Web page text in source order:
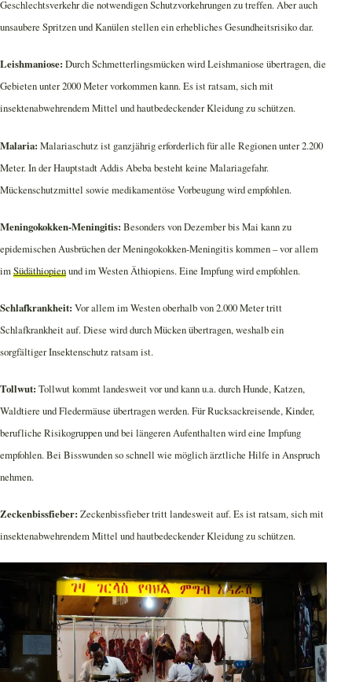
Geschlechtsverkehr die notwendigen Schutzvorkehrungen zu treffen. Aber auch
unsaubere Spritzen und Kanülen stellen ein erhebliches Gesundheitsrisiko dar.
Leishmaniose: Durch Schmetterlingsmücken wird Leishmaniose übertragen, die
Gebieten unter 2000 Meter vorkommen kann. Es ist ratsam, sich mit
insektenabwehrendem Mittel und hautbedeckender Kleidung zu schützen.
Malaria: Malariaschutz ist ganzjährig erforderlich für alle Regionen unter 2.200
Meter. In der Hauptstadt Addis Abeba besteht keine Malariagefahr.
Mückenschutzmittel sowie medikamentöse Vorbeugung wird empfohlen.
Meningokokken-Meningitis: Besonders von Dezember bis Mai kann zu
epidemischen Ausbrüchen der Meningokokken-Meningitis kommen – vor allem
imSüdäthiopienund im Westen Äthiopiens. Eine Impfung wird empfohlen.
Schlafkrankheit: Vor allem im Westen oberhalb von 2.000 Meter tritt
Schlafkrankheit auf. Diese wird durch Mücken übertragen, weshalb ein
sorgfältiger Insektenschutz ratsam ist.
Tollwut: Tollwut kommt landesweit vor und kann u.a. durch Hunde, Katzen,
Waldtiere und Fledermäuse übertragen werden. Für Rucksackreisende, Kinder,
berufliche Risikogruppen und bei längeren Aufenthalten wird eine Impfung
empfohlen. Bei Bisswunden so schnell wie möglich ärztliche Hilfe in Anspruch
nehmen.
Zeckenbissfieber: Zeckenbissfieber tritt landesweit auf. Es ist ratsam, sich mit
insektenabwehrendem Mittel und hautbedeckender Kleidung zu schützen.